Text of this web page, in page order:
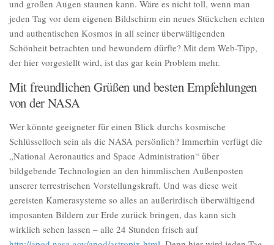
und großen Augen staunen kann. Wäre es nicht toll, wenn man
jeden Tag vor dem eigenen Bildschirm ein neues Stückchen echten
und authentischen Kosmos in all seiner überwältigenden
Schönheit betrachten und bewundern dürfte? Mit dem Web-Tipp,
der hier vorgestellt wird, ist das gar kein Problem mehr.
Mit freundlichen Grüßen und besten Empfehlungen
von der NASA
Wer könnte geeigneter für einen Blick durchs kosmische
Schlüsselloch sein als die NASA persönlich? Immerhin verfügt die
„National Aeronautics and Space Administration“ über
bildgebende Technologien an den himmlischen Außenposten
unserer terrestrischen Vorstellungskraft. Und was diese weit
gereisten Kamerasysteme so alles an außerirdisch überwältigend
imposanten Bildern zur Erde zurück bringen, das kann sich
wirklich sehen lassen – alle 24 Stunden frisch auf